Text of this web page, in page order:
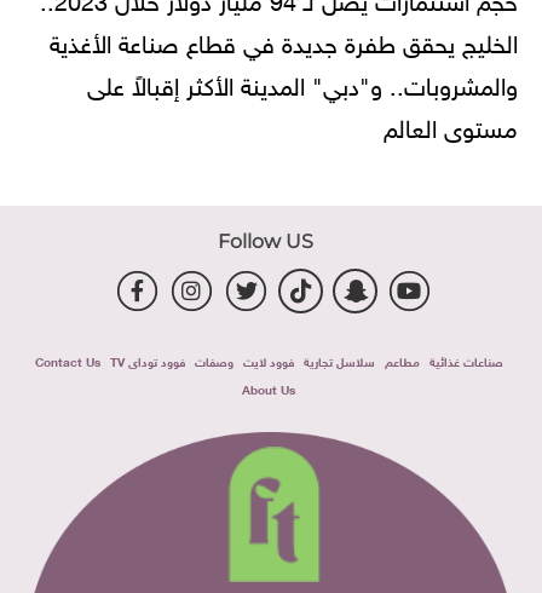
الخليج يحقق طفرة جديدة في قطاع صناعة الأغذية
والمشروبات.. و"دبي" المدينة الأكثر إقبالاً على
مستوى العالم
Follow US
صناعات غذائية مطاعم سلاسل تجارية فوود لايت وصفات فوود توداى TV
Contact Us
About Us